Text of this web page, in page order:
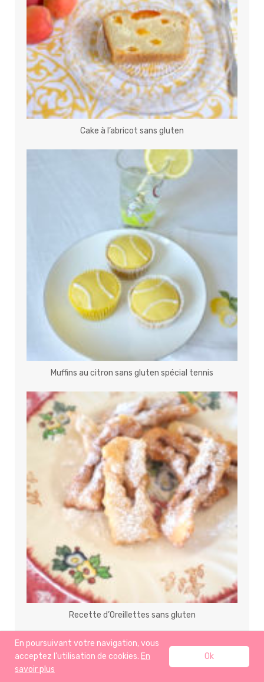
Cake à l’abricot sans gluten
Muffins au citron sans gluten spécial tennis
Recette d’Oreillettes sans gluten
En poursuivant votre navigation, vous
acceptez l’utilisation de cookies. En
savoir plus
Ok